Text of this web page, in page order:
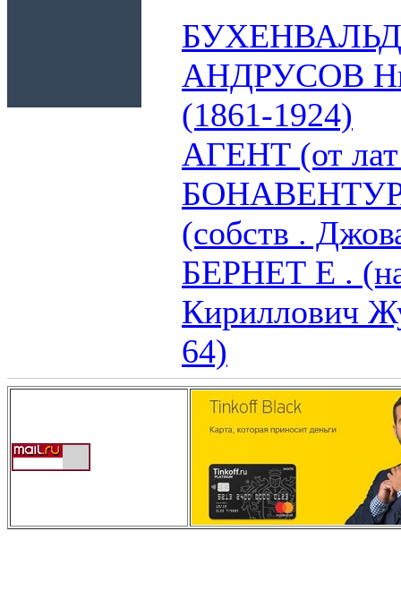
БУХЕНВАЛЬД
АНДРУСОВ
(1861-1924)
АГЕНТ (от лат
(собств .
БЕРНЕТ Е .
Кириллович
64)